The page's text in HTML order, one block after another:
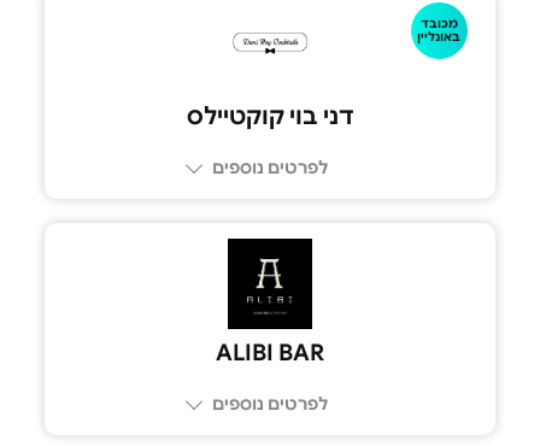
מכובד
באונליין
דני בוי קוקטיילס
לפרטים נוספים
ALIBI BAR
לפרטים נוספים